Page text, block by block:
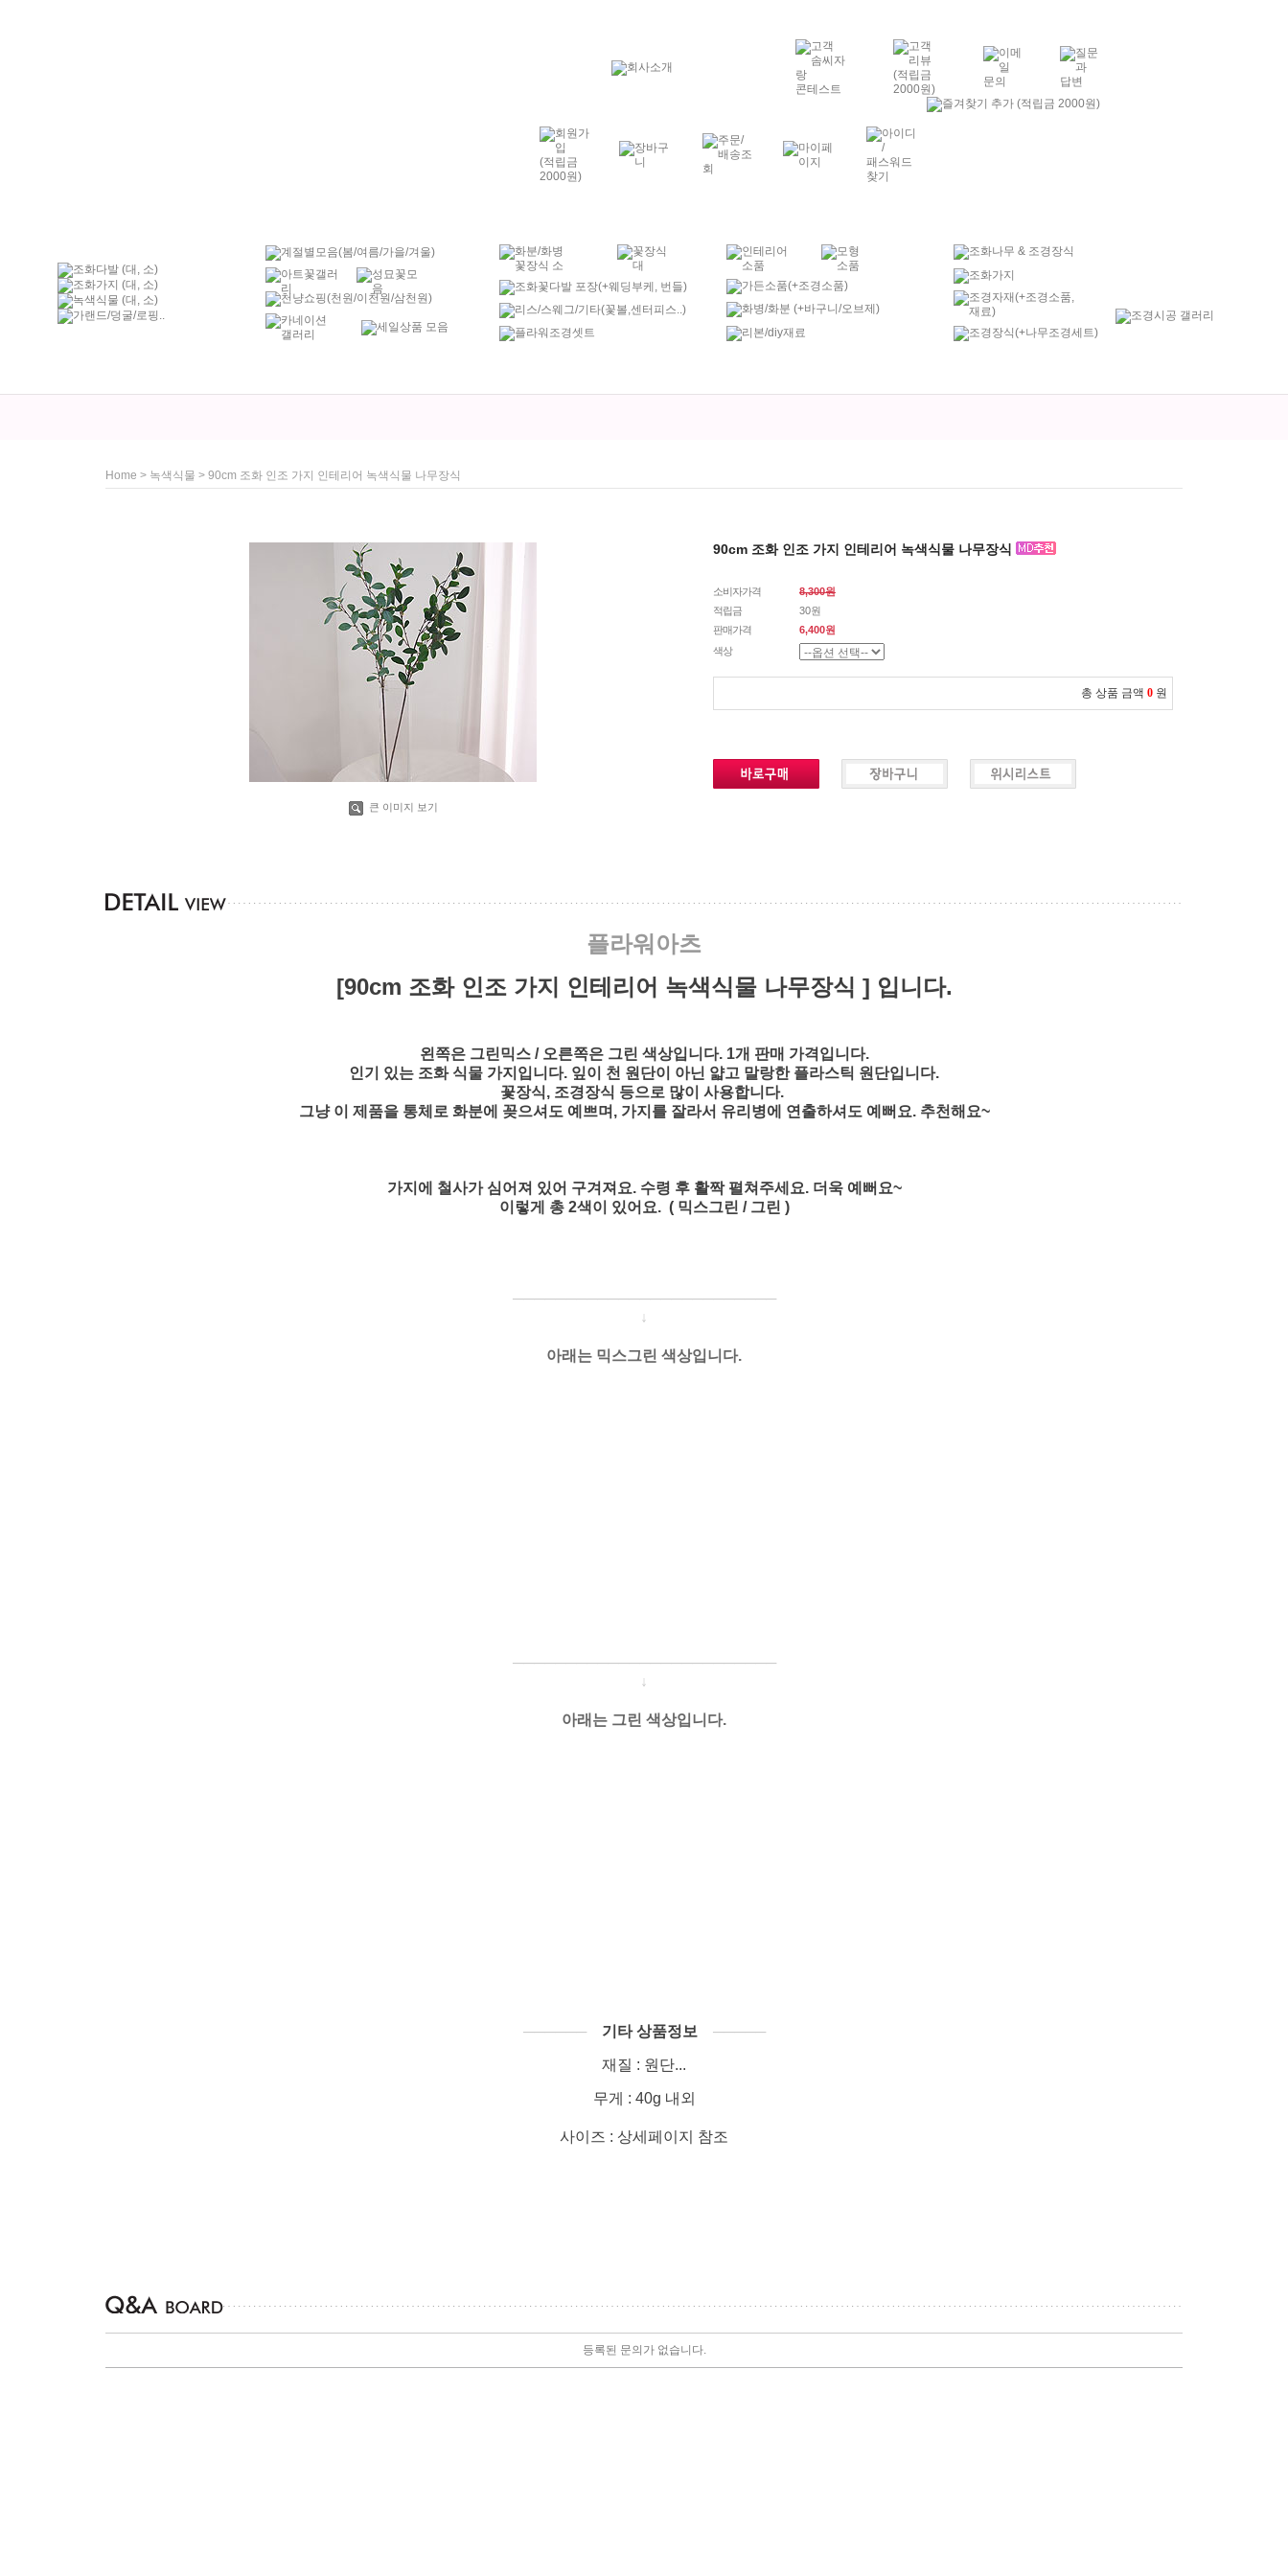
Home > 녹색식물 > 90cm 조화 인조 가지 인테리어 녹색식물 나무장식
큰 이미지 보기
90cm 조화 인조 가지 인테리어 녹색식물 나무장식
소비자가격
8,300원
적립금
30원
판매가격
6,400원
색상
총 상품 금액 0 원
플라워아츠
[90cm 조화 인조 가지 인테리어 녹색식물 나무장식 ] 입니다.
왼쪽은 그린믹스 / 오른쪽은 그린 색상입니다. 1개 판매 가격입니다.
인기 있는 조화 식물 가지입니다. 잎이 천 원단이 아닌 얇고 말랑한 플라스틱 원단입니다.
꽃장식, 조경장식 등으로 많이 사용합니다.
그냥 이 제품을 통체로 화분에 꽂으셔도 예쁘며, 가지를 잘라서 유리병에 연출하셔도 예뻐요. 추천해요~
가지에 철사가 심어져 있어 구겨져요. 수령 후 활짝 펼쳐주세요. 더욱 예뻐요~
이렇게 총 2색이 있어요. ( 믹스그린 / 그린 )
─────────────────────────
↓
아래는 믹스그린 색상입니다.
─────────────────────────
↓
아래는 그린 색상입니다.
────── 기타 상품정보 ─────
재질 : 원단...
무게 : 40g 내외
사이즈 : 상세페이지 참조
등록된 문의가 없습니다.